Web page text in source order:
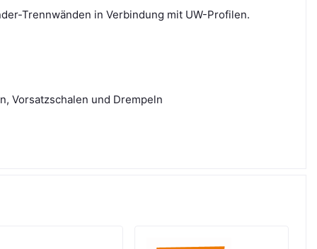
Trennwänden in Verbindung mit UW-Profilen.
Vorsatzschalen und Drempeln